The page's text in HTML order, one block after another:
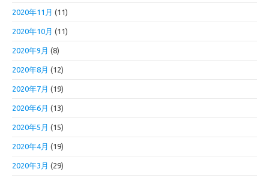
2020年11月 (11)
2020年10月 (11)
2020年9月 (8)
2020年8月 (12)
2020年7月 (19)
2020年6月 (13)
2020年5月 (15)
2020年4月 (19)
2020年3月 (29)